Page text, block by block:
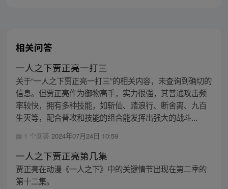
相关问答
一人之下贾正亮一打三
关于“一人之下贾正亮一打三”的相关内容，未查询到确切的
信息。但贾正亮作为御物高手，实力很强，其普通攻击频
率较快，拥有多种技能，如斩仙、踏浪行、断舍离、九百
生灭等，配合普攻和技能的组合能发挥出强大的战斗...
1 个回答 2024年07月24日 10:59
一人之下贾正亮第几集
贾正亮在动漫《一人之下》中的关键情节出现在第二季的
第十二集。